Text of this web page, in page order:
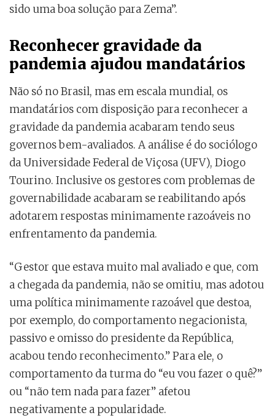
sido uma boa solução para Zema”.
Reconhecer gravidade da
pandemia ajudou mandatários
Não só no Brasil, mas em escala mundial, os
mandatários com disposição para reconhecer a
gravidade da pandemia acabaram tendo seus
governos bem-avaliados. A análise é do sociólogo
da Universidade Federal de Viçosa (UFV), Diogo
Tourino. Inclusive os gestores com problemas de
governabilidade acabaram se reabilitando após
adotarem respostas minimamente razoáveis no
enfrentamento da pandemia.
“Gestor que estava muito mal avaliado e que, com
a chegada da pandemia, não se omitiu, mas adotou
uma política minimamente razoável que destoa,
por exemplo, do comportamento negacionista,
passivo e omisso do presidente da República,
acabou tendo reconhecimento.” Para ele, o
comportamento da turma do “eu vou fazer o quê?”
ou “não tem nada para fazer” afetou
negativamente a popularidade.